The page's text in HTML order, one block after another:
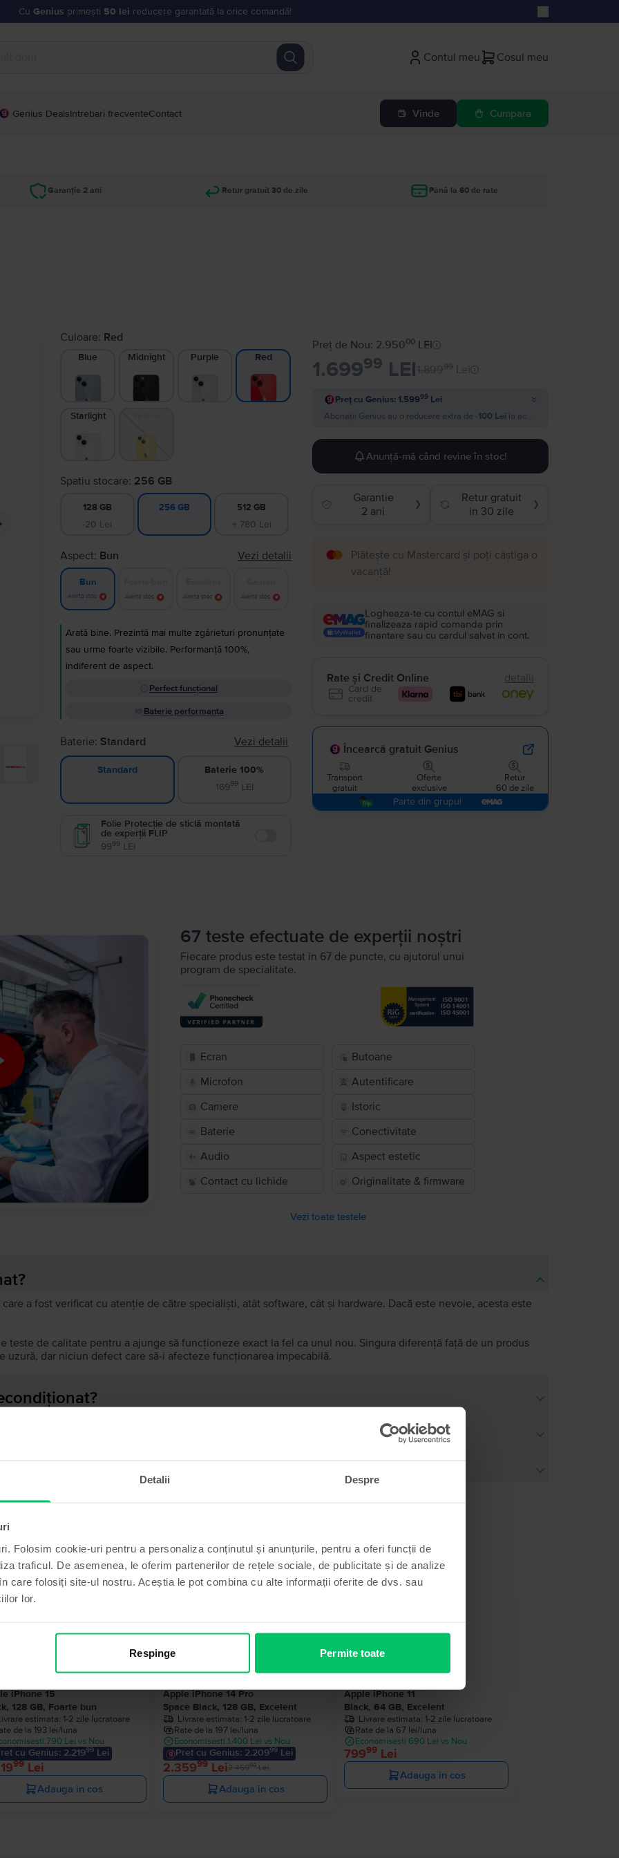
Detalii Despre
Folosim cookie-uri pentru a personaliza conținutul și anunțurile, pentru a oferi funcții de
traficul. De asemenea, le oferim partenerilor de rețele sociale, de publicitate și de analize
care folosiți site-ul nostru. Aceștia le pot combina cu alte informații oferite de dvs. sau
lor.
Respinge Permite toate
Cu Genius primești 50 lei reducere garantată la orice comandă!
Contul meu Cosul meu
Genius DealsIntrebari frecventeContact Vinde Cumpara
Garanție 2 ani Retur gratuit 30 de zile Până la 60 de rate
Culoare: Red
Blue Midnight Purple Red
Starlight
Spatiu stocare: 256 GB
128 GB
-20 Lei
256 GB 512 GB
+ 780 Lei
Aspect: Bun Vezi detalii
Bun
Alertă stoc Alertă stoc Alertă stoc Alertă stoc
Arată bine. Prezintă mai multe zgârieturi pronunțate
sau urme foarte vizibile. Performanță 100%,
indiferent de aspect.
Perfect funcțional
Baterie performanta
Baterie: Standard Vezi detalii
Standard
Baterie 100%
16999LEI
Folie Protecție de sticlă montată
de experții FLIP
9999 LEI
Preț de Nou: 2.95000LEI
1.69999 LEI1.89999 Lei
Preț cu Genius: 1.59999Lei
Abonații Genius au o reducere extra de
-100 Lei la acest produs si plătesc
Anunță-mă când revine în stoc!
Garantie
2 ani
❯
Retur gratuit
in 30 zile
❯
Plătește cu Mastercard și poți câștiga o
vacanță!
Logheaza-te cu contul eMAG si
finalizeaza rapid comanda prin
finantare sau cu cardul salvat in cont.
Rate și Credit Online detalii
Card de
credit
Încearcă gratuit Genius
Transport
gratuit
Oferte
exclusive
Retur
60 de zile
Parte din grupul
67 teste efectuate de experții noștri
Fiecare produs este testat în 67 de puncte, cu ajutorul unui
program de specialitate.
Ecran
Butoane
Microfon
Autentificare
Camere
Istoric
Baterie
Conectivitate
Audio
Aspect estetic
Contact cu lichide
Originalitate & firmware
Vezi toate testele
a fost verificat cu atenție de către specialiști, atât software, cât și hardware. Dacă este nevoie, acesta este
teste de calitate pentru a ajunge să funcționeze exact la fel ca unul nou. Singura diferență față de un produs
uzură, dar niciun defect care să-i afecteze funcționarea impecabilă.
Produse similare căutării tale
iPhone 15
128 GB, Foarte bun
estimata: 1-2 zile lucratoare
de la 193 lei/luna
790 Lei vs Nou
cu Genius: 2.21999Lei
99Lei
Adauga in cos
Apple iPhone 14 Pro
Space Black, 128 GB, Excelent
Livrare estimata: 1-2 zile lucratoare
Rate de la 197 lei/luna
Economisesti 1.400 Lei vs Nou
Pret cu Genius: 2.20999 Lei
2.35999 Lei2.45999Lei
Adauga in cos
Apple iPhone 11
Black, 64 GB, Excelent
Livrare estimata: 1-2 zile lucratoare
Rate de la 67 lei/luna
Economisesti 690 Lei vs Nou
79999 Lei
Adauga in cos